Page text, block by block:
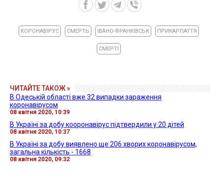
КОРОНАВІРУС СМЕРТЬ ІВАНО-ФРАНКІВСЬК ПРИКАРПАТТЯ
СМЕРТІ
ЧИТАЙТЕ ТАКОЖ »
В Одеській області вже 32 випадки зараження
коронавірусом
08 квітня 2020, 10:39
В Україні за добу кооронавірус підтвердили у 20 дітей
08 квітня 2020, 10:37
В Україні за добу виявлено ще 206 хворих коронавірусом,
загальна кількість - 1668
08 квітня 2020, 09:32